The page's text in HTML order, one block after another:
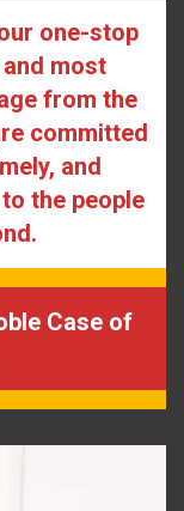
one-stop
most
from the
committed
and
the people
Case of